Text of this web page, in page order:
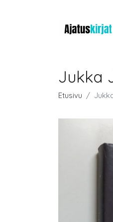
Jukka
Etusivu